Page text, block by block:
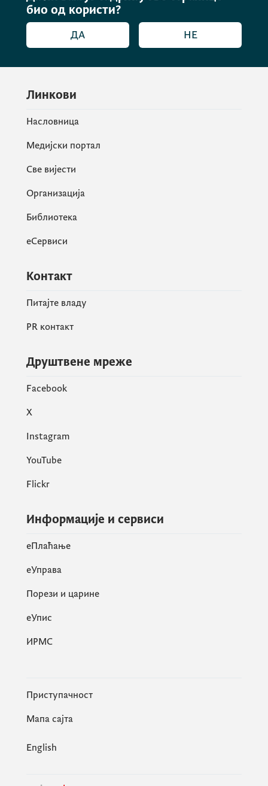
био од користи?
ДА НЕ
Линкови
Насловница
Медијски портал
Све вијести
Организација
Библиотека
еСервиси
Контакт
Питајте владу
PR контакт
Друштвене мреже
Facebook
X
Instagram
YouTube
Flickr
Информације и сервиси
eПлаћање
еУправа
Порези и царине
eУпис
ИРМС
Приступачност
Мапа сајта
English